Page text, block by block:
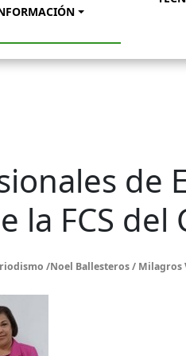
de
la FCS del
/Noel Ballesteros / Milagros